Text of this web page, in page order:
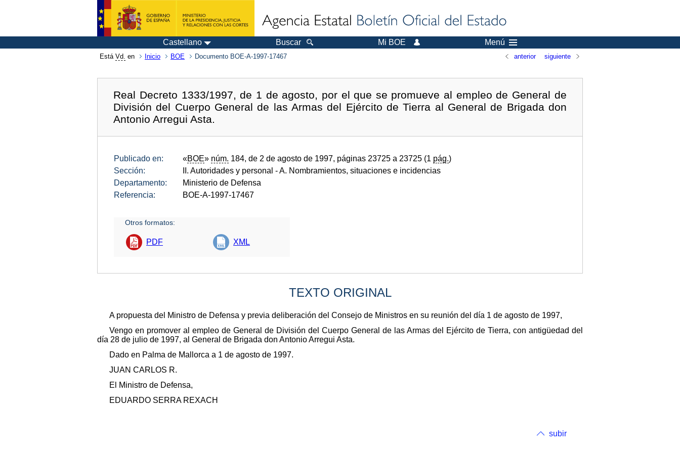
Castellano Buscar Mi BOE Menú
Está Vd. en Inicio BOE Documento BOE-A-1997-17467 anterior siguiente
Real Decreto 1333/1997, de 1 de agosto, por el que se promueve al empleo de General de
División del Cuerpo General de las Armas del Ejército de Tierra al General de Brigada don
Antonio Arregui Asta.
Publicado en: «BOE» núm. 184, de 2 de agosto de 1997, páginas 23725 a 23725 (1 pág.)
Sección:
II. Autoridades y personal - A. Nombramientos, situaciones e incidencias
Departamento:
Ministerio de Defensa
Referencia:
BOE-A-1997-17467
Otros formatos:
PDF XML
TEXTO ORIGINAL
A propuesta del Ministro de Defensa y previa deliberación del Consejo de Ministros en su reunión del día 1 de agosto de 1997,
Vengo en promover al empleo de General de División del Cuerpo General de las Armas del Ejército de Tierra, con antigüedad del
día 28 de julio de 1997, al General de Brigada don Antonio Arregui Asta.
Dado en Palma de Mallorca a 1 de agosto de 1997.
JUAN CARLOS R.
El Ministro de Defensa,
EDUARDO SERRA REXACH
subir